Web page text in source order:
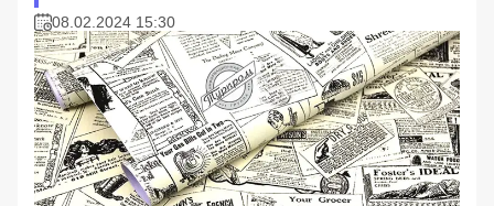
08.02.2024 15:30